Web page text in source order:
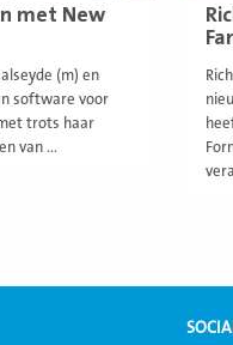
met New
(m) en
software voor
trots haar
van ...